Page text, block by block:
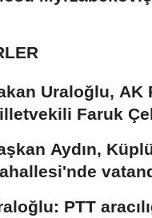
Uraloğlu, AK
Faruk
Aydın,
PTT